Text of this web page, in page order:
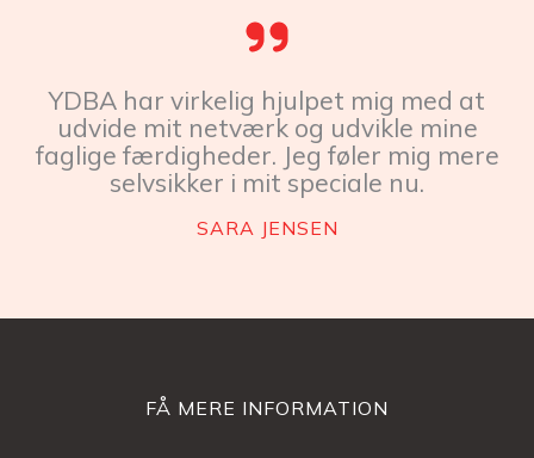
YDBA har virkelig hjulpet mig med at
udvide mit netværk og udvikle mine
faglige færdigheder. Jeg føler mig mere
selvsikker i mit speciale nu.
SARA JENSEN
FÅ MERE INFORMATION